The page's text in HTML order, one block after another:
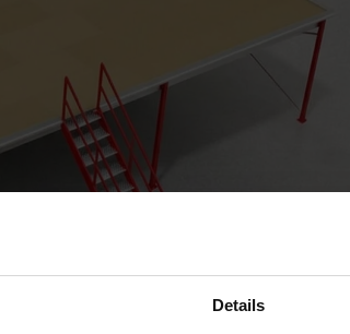
Details